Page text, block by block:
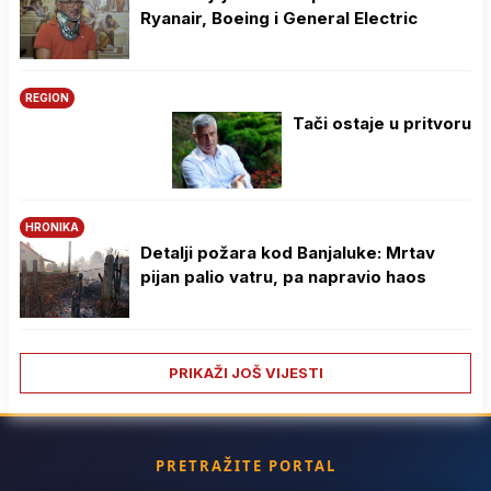
Ryanair, Boeing i General Electric
REGION
Tači ostaje u pritvoru
HRONIKA
Detalji požara kod Banjaluke: Mrtav
pijan palio vatru, pa napravio haos
PRIKAŽI JOŠ VIJESTI
PRETRAŽITE PORTAL